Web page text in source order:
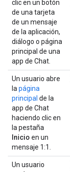
clic en un botón
de una tarjeta
de un mensaje
de la aplicación,
diálogo o página
principal de una
app de Chat.
Un usuario abre
la página
principal de la
app de Chat
haciendo clic en
la pestaña
Inicio en un
mensaje 1:1.
Un usuario